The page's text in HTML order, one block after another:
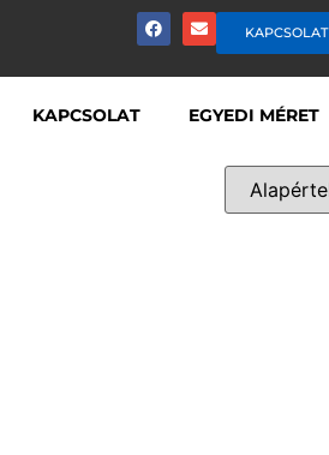
KAPCSOLAT
KAPCSOLAT EGYEDI MÉRET